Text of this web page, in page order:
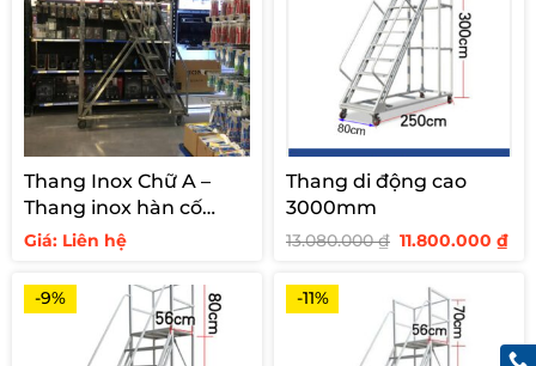
Thang Inox Chữ A –
Thang inox hàn cố
định cho siêu thị
Giá: Liên hệ
Thang di động cao
3000mm
13.080.000₫ Giá
gốc
13.080.000 ₫.
11.800.000₫Giá
-9% -11%